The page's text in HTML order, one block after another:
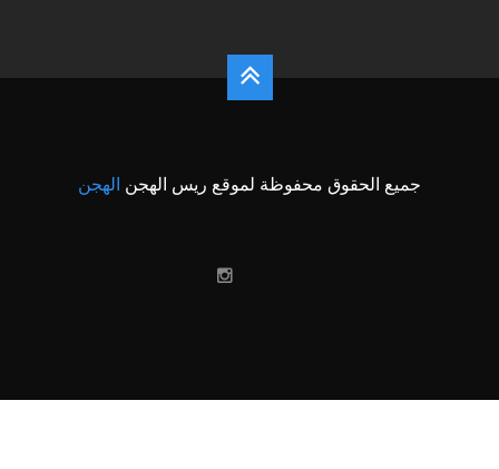
جميع الحقوق محفوظة لموقع ريس الهجن الهجن